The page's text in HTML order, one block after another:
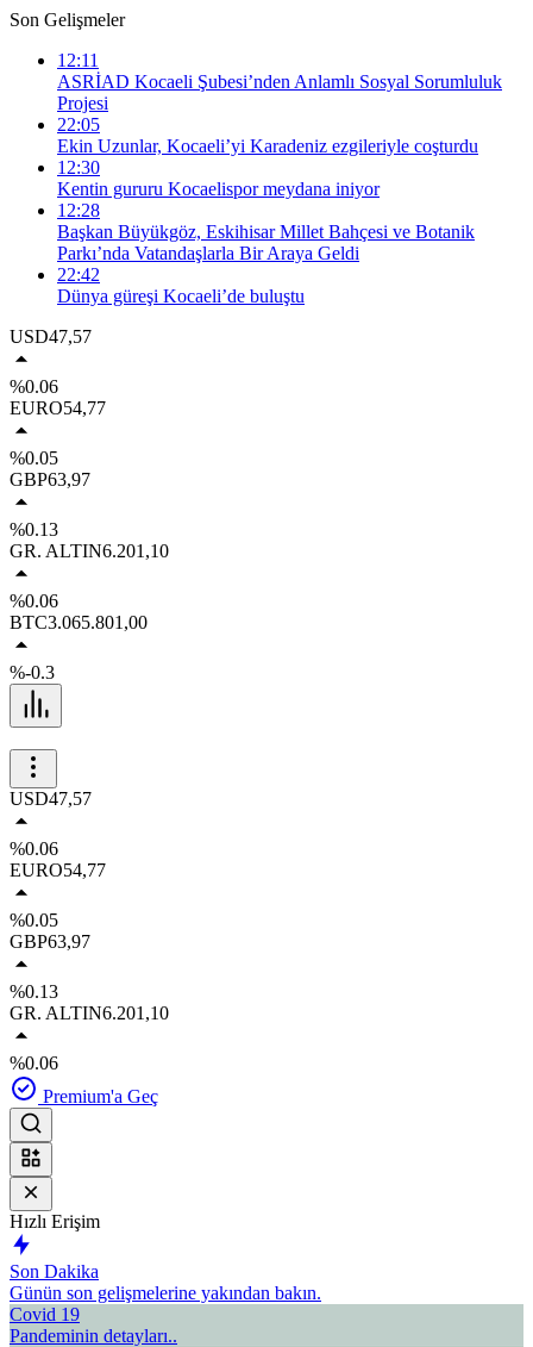
Son Gelişmeler
12:11
ASRİAD Kocaeli Şubesi’nden Anlamlı Sosyal Sorumluluk
Projesi
22:05
Ekin Uzunlar, Kocaeli’yi Karadeniz ezgileriyle coşturdu
12:30
Kentin gururu Kocaelispor meydana iniyor
12:28
Başkan Büyükgöz, Eskihisar Millet Bahçesi ve Botanik
Parkı’nda Vatandaşlarla Bir Araya Geldi
22:42
Dünya güreşi Kocaeli’de buluştu
USD47,57
%0.06
EURO54,77
%0.05
GBP63,97
%0.13
GR. ALTIN6.201,10
%0.06
BTC3.065.801,00
%-0.3
USD47,57
%0.06
EURO54,77
%0.05
GBP63,97
%0.13
GR. ALTIN6.201,10
%0.06
Premium'a Geç
Hızlı Erişim
Son Dakika
Günün son gelişmelerine yakından bakın.
Covid 19
Pandeminin detayları..